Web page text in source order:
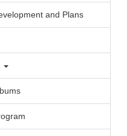
and Plans